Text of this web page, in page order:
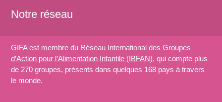
Notre réseau
GIFA est membre du Réseau International des Groupes
d’Action pour l’Alimentation Infantile (IBFAN), qui compte plus
de 270 groupes, présents dans quelques 168 pays à travers
le monde.